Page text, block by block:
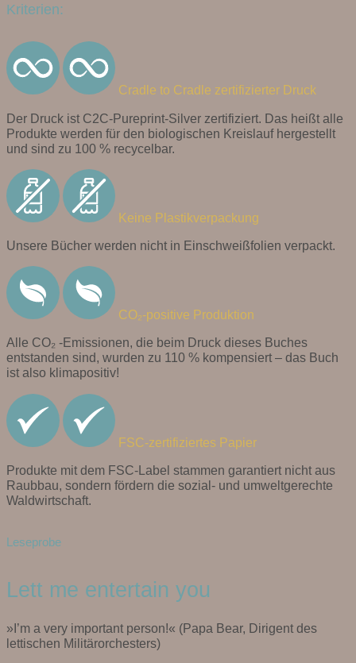
Kriterien:
Cradle to Cradle zertifizierter Druck
Der Druck ist C2C-Pureprint-Silver zertifiziert. Das heißt alle
Produkte werden für den biologischen Kreislauf hergestellt
und sind zu 100 % recycelbar.
Keine Plastikverpackung
Unsere Bücher werden nicht in Einschweißfolien verpackt.
CO₂-positive Produktion
Alle CO₂ -Emissionen, die beim Druck dieses Buches
entstanden sind, wurden zu 110 % kompensiert – das Buch
ist also klimapositiv!
FSC-zertifiziertes Papier
Produkte mit dem FSC-Label stammen garantiert nicht aus
Raubbau, sondern fördern die sozial- und umweltgerechte
Waldwirtschaft.
Leseprobe
Lett me entertain you
»I’m a very important person!« (Papa Bear, Dirigent des
lettischen Militärorchesters)